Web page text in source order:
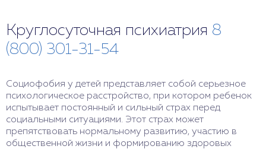
Круглосуточная психиатрия 8
(800) 301-31-54
Социофобия у детей представляет собой серьезное
психологическое расстройство, при котором ребенок
испытывает постоянный и сильный страх перед
социальными ситуациями. Этот страх может
препятствовать нормальному развитию, участию в
общественной жизни и формированию здоровых